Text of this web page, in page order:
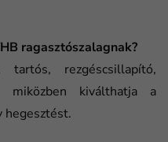
ragasztószalagnak?
rezgéscsillapító,
miközben kiválthatja a
hegesztést.